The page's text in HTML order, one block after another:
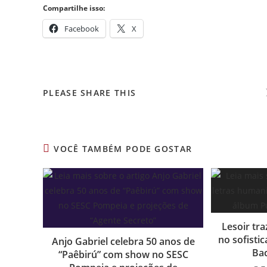
Compartilhe isso:
Facebook X
PLEASE SHARE THIS
VOCÊ TAMBÉM PODE GOSTAR
Anjo Gabriel celebra 50 anos de
“Paêbirú” com show no SESC
Lesoir
no